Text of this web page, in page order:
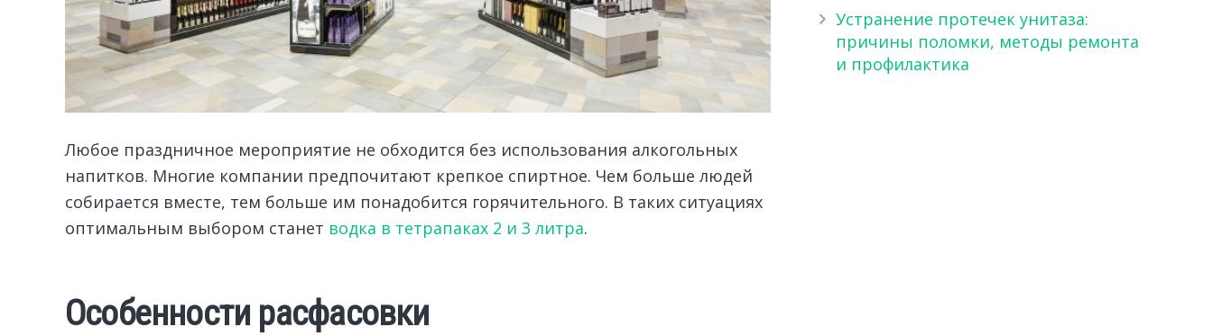
Любое праздничное мероприятие не обходится без использования алкогольных
напитков. Многие компании предпочитают крепкое спиртное. Чем больше людей
собирается вместе, тем больше им понадобится горячительного. В таких ситуациях
оптимальным выбором станет водка в тетрапаках 2 и 3 литра.
Особенности расфасовки
Устранение протечек унитаза:
причины поломки, методы ремонта
и профилактика